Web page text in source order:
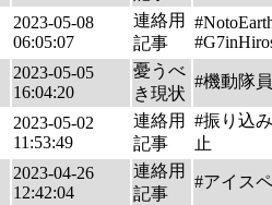
2023-05-08
06:05:07
連絡用
記事
2023-05-05
16:04:20
憂うべ
き現状
#機動隊
2023-05-02
11:53:49
連絡用
記事
#振り込
止
2023-04-26
12:42:04
連絡用
記事
#アイス